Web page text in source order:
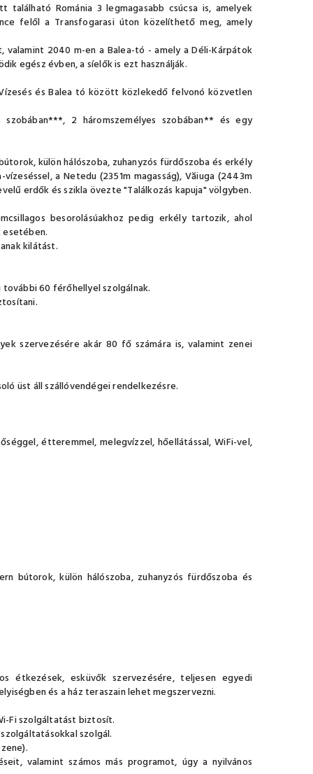
Románia 3 legmagasabb csúcsa is, amelyek
felől a Transfogarasi úton közelíthető meg, amely
valamint 2040 m-en a Balea-tó - amely a Déli-Kárpátok
egész évben, a síelők is ezt használják.
és Balea tó között közlekedő felvonó közvetlen
2 háromszemélyes szobában** és egy
külön hálószoba, zuhanyzós fürdőszoba és erkély
a Netedu (2351m magasság), Văiuga (2443m
erdők és szikla övezte "Találkozás kapuja" völgyben.
besorolásúakhoz pedig erkély tartozik, ahol
esetében.
kilátást.
60 férőhellyel szolgálnak.
szervezésére akár 80 fő számára is, valamint zenei
üst áll szállóvendégei rendelkezésre.
étteremmel, melegvízzel, hőellátással, WiFi-vel,
bútorok, külön hálószoba, zuhanyzós fürdőszoba és
étkezések, esküvők szervezésére, teljesen egyedi
és a ház teraszain lehet megszervezni.
Fi szolgáltatást biztosít.
szolgál.
valamint számos más programot, úgy a nyilvános